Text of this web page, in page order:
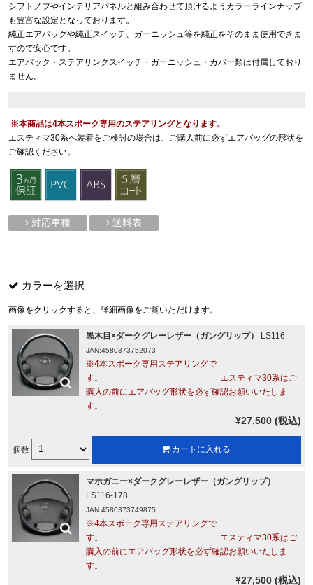
シフトノブやインテリアパネルと組み合わせて頂けるようカラーラインナップ
も豊富な設定となっております。
純正エアバッグや純正スイッチ、ガーニッシュ等を純正をそのまま使用できま
すので安心です。
エアバック・ステアリングスイッチ・ガーニッシュ・カバー類は付属しており
ません。
※本商品は4本スポーク専用のステアリングとなります。
エスティマ30系へ装着をご検討の場合は、ご購入前に必ずエアバッグの形状を
ご確認ください。
対応車種 送料表
カラーを選択
画像をクリックすると、詳細画像をご覧いただけます。
黒木目×ダークグレーレザー（ガングリップ） LS116
JAN:4580373752073
※4本スポーク専用ステアリングで
す。 エスティマ30系はご
購入の前にエアバッグ形状を必ず確認お願いいたしま
す。
¥27,500 (税込)
個数 カートに入れる
マホガニー×ダークグレーレザー（ガングリップ）
LS116-178
JAN:4580373749875
※4本スポーク専用ステアリングで
す。 エスティマ30系はご
購入の前にエアバッグ形状を必ず確認お願いいたしま
す。
¥27,500 (税込)